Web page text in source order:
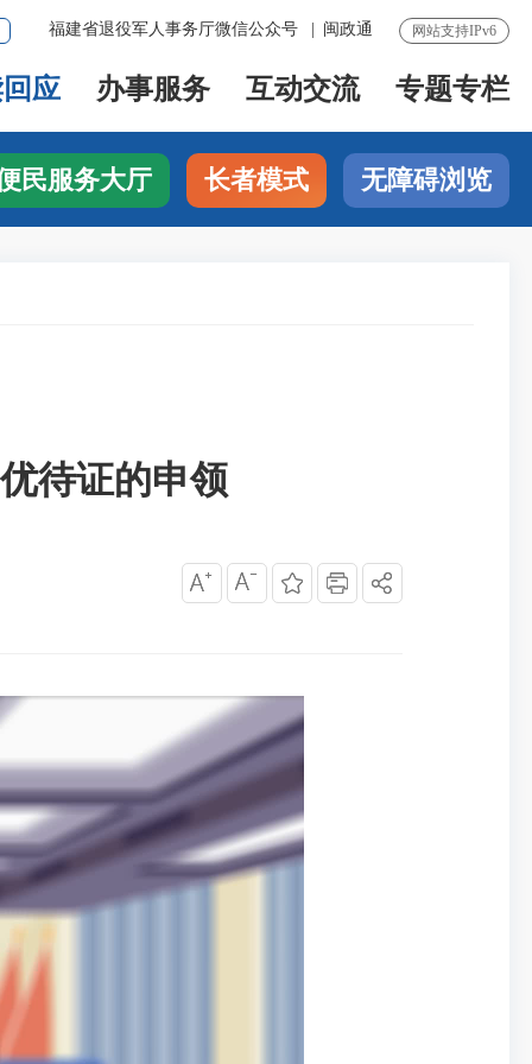
网站支持IPv6
福建省退役军人事务厅微信公众号 闽政通
应 办事服务 互动交流 专题专栏
民服务大厅 长者模式 无障碍浏览
待证的申领